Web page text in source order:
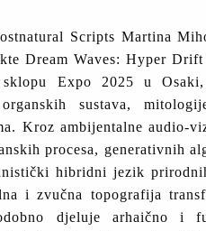
Scripts Martina
Dream Waves: Hyper
Expo 2025 u
sustava,
Kroz ambijentalne audio-
procesa, generativnih
hibridni jezik
i zvučna topografija
djeluje arhaično i